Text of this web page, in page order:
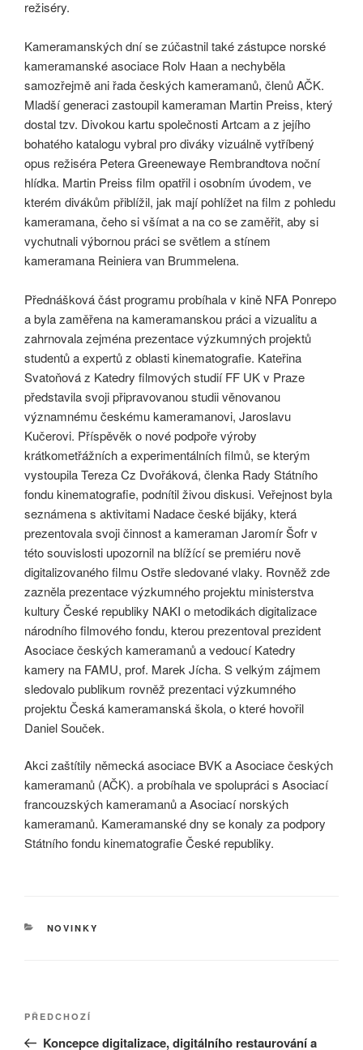
režiséry.
Kameramanských dní se zúčastnil také zástupce norské
kameramanské asociace Rolv Haan a nechyběla
samozřejmě ani řada českých kameramanů, členů AČK.
Mladší generaci zastoupil kameraman Martin Preiss, který
dostal tzv. Divokou kartu společnosti Artcam a z jejího
bohatého katalogu vybral pro diváky vizuálně vytříbený
opus režiséra Petera Greenewaye Rembrandtova noční
hlídka. Martin Preiss film opatřil i osobním úvodem, ve
kterém divákům přiblížil, jak mají pohlížet na film z pohledu
kameramana, čeho si všímat a na co se zaměřit, aby si
vychutnali výbornou práci se světlem a stínem
kameramana Reiniera van Brummelena.
Přednášková část programu probíhala v kině NFA Ponrepo
a byla zaměřena na kameramanskou práci a vizualitu a
zahrnovala zejména prezentace výzkumných projektů
studentů a expertů z oblasti kinematografie. Kateřina
Svatoňová z Katedry filmových studií FF UK v Praze
představila svoji připravovanou studii věnovanou
významnému českému kameramanovi, Jaroslavu
Kučerovi. Příspěvěk o nové podpoře výroby
krátkometřážních a experimentálních filmů, se kterým
vystoupila Tereza Cz Dvořáková, členka Rady Státního
fondu kinematografie, podnítil živou diskusi. Veřejnost byla
seznámena s aktivitami Nadace české bijáky, která
prezentovala svoji činnost a kameraman Jaromír Šofr v
této souvislosti upozornil na blížící se premiéru nově
digitalizovaného filmu Ostře sledované vlaky. Rovněž zde
zazněla prezentace výzkumného projektu ministerstva
kultury České republiky NAKI o metodikách digitalizace
národního filmového fondu, kterou prezentoval prezident
Asociace českých kameramanů a vedoucí Katedry
kamery na FAMU, prof. Marek Jícha. S velkým zájmem
sledovalo publikum rovněž prezentaci výzkumného
projektu Česká kameramanská škola, o které hovořil
Daniel Souček.
Akci zaštítily německá asociace BVK a Asociace českých
kameramanů (AČK). a probíhala ve spolupráci s Asociací
francouzských kameramanů a Asociací norských
kameramanů. Kameramanské dny se konaly za podpory
Státního fondu kinematografie České republiky.
RUBRIKY
NOVINKY
Navigace
Předchozí
příspěvek
PŘEDCHOZÍ
Koncepce digitalizace, digitálního restaurování a